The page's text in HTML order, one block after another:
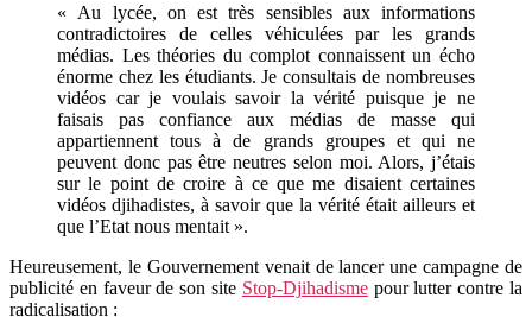
« Au lycée, on est très sensibles aux informations
contradictoires de celles véhiculées par les grands
médias. Les théories du complot connaissent un écho
énorme chez les étudiants. Je consultais de nombreuses
vidéos car je voulais savoir la vérité puisque je ne
faisais pas confiance aux médias de masse qui
appartiennent tous à de grands groupes et qui ne
peuvent donc pas être neutres selon moi. Alors, j’étais
sur le point de croire à ce que me disaient certaines
vidéos djihadistes, à savoir que la vérité était ailleurs et
que l’Etat nous mentait ».
Heureusement, le Gouvernement venait de lancer une campagne de
publicité en faveur de son site Stop-Djihadismepour lutter contre la
radicalisation :